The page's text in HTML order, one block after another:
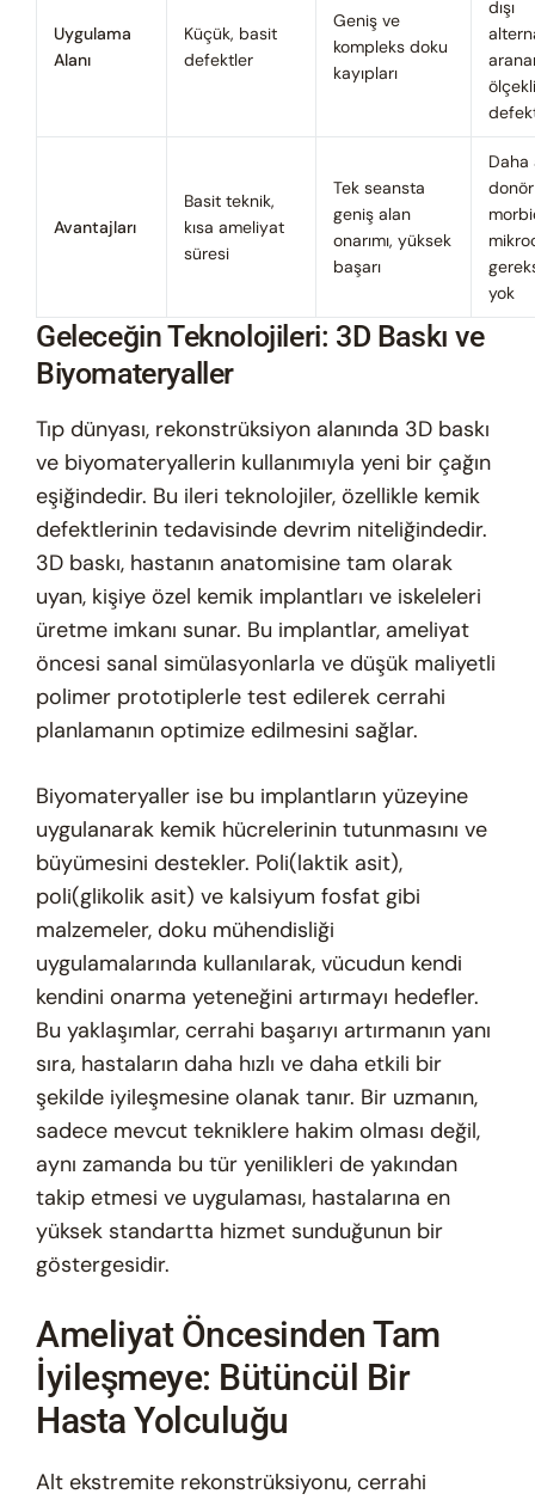
Uygulama
Alanı
Küçük, basit
defektler
Geniş ve
kompleks doku
kayıpları
dışı
ölçekli
Avantajları
Basit teknik,
kısa ameliyat
süresi
Tek seansta
geniş alan
onarımı, yüksek
başarı
Daha
yok
Geleceğin Teknolojileri: 3D Baskı ve
Biyomateryaller
Tıp dünyası, rekonstrüksiyon alanında 3D baskı
ve biyomateryallerin kullanımıyla yeni bir çağın
eşiğindedir. Bu ileri teknolojiler, özellikle kemik
defektlerinin tedavisinde devrim niteliğindedir.
3D baskı, hastanın anatomisine tam olarak
uyan, kişiye özel kemik implantları ve iskeleleri
üretme imkanı sunar. Bu implantlar, ameliyat
öncesi sanal simülasyonlarla ve düşük maliyetli
polimer prototiplerle test edilerek cerrahi
planlamanın optimize edilmesini sağlar.
Biyomateryaller ise bu implantların yüzeyine
uygulanarak kemik hücrelerinin tutunmasını ve
büyümesini destekler. Poli(laktik asit),
poli(glikolik asit) ve kalsiyum fosfat gibi
malzemeler, doku mühendisliği
uygulamalarında kullanılarak, vücudun kendi
kendini onarma yeteneğini artırmayı hedefler.
Bu yaklaşımlar, cerrahi başarıyı artırmanın yanı
sıra, hastaların daha hızlı ve daha etkili bir
şekilde iyileşmesine olanak tanır. Bir uzmanın,
sadece mevcut tekniklere hakim olması değil,
aynı zamanda bu tür yenilikleri de yakından
takip etmesi ve uygulaması, hastalarına en
yüksek standartta hizmet sunduğunun bir
göstergesidir.
Ameliyat Öncesinden Tam
İyileşmeye: Bütüncül Bir
Hasta Yolculuğu
Alt ekstremite rekonstrüksiyonu, cerrahi